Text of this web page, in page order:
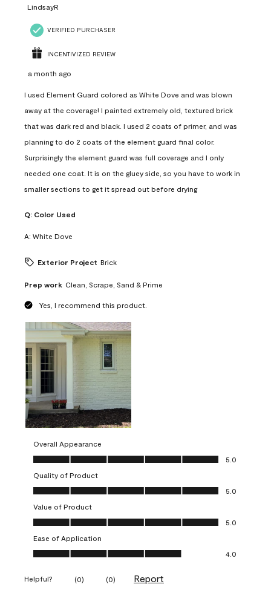
LindsayR
VERIFIED PURCHASER
INCENTIVIZED REVIEW
a month ago
I used Element Guard colored as White Dove and was blown
away at the coverage! I painted extremely old, textured brick
that was dark red and black. I used 2 coats of primer, and was
planning to do 2 coats of the element guard final color.
Surprisingly the element guard was full coverage and I only
needed one coat. It is on the gluey side, so you have to work in
smaller sections to get it spread out before drying
Q: Color Used
A: White Dove
Exterior Project Brick
Prep work Clean, Scrape, Sand & Prime
Yes, I recommend this product.
Overall Appearance
Overall Appearance, 5.0 out of 5
5.0
Quality of Product
Quality of Product, 5.0 out of 5
5.0
Value of Product
Value of Product, 5.0 out of 5
5.0
Ease of Application
Ease of Application, 4.0 out of 5
4.0
Helpful? (0) (0) Report